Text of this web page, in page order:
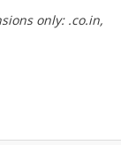
only: .co.in,